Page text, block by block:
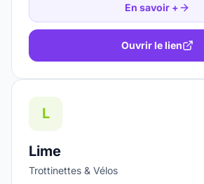
En savoir +
Ouvrir le lien
L
Lime
Trottinettes & Vélos